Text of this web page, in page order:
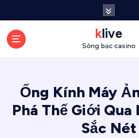
klive
Sòng bạc casino
Ống Kính Máy
Phá Thế Giới Qua
Sắc Nét